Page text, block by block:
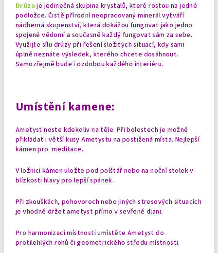
Drúza je jedinečná skupina krystalů, které rostou na jedné
podložce. Čistě přírodní neopracovaný minerál vytváří
nádherná skupenství, která dokážou fungovat jako jedno
spojené vědomí a současně každý fungovat sám za sebe.
Využijte sílu drúzy při řešení složitých situací, kdy sami
úplně neznáte výsledek, kterého chcete dosáhnout.
Samozřejmě bude i ozdobou každého interiéru.
Umístění kamene:
Ametyst noste kdekoliv na těle. Při bolestech je možné
přikládat i větší kusy Ametystu na postižená místa. Nejlepší
kámen pro meditace.
V ložnici kámen uložte pod polštář nebo na noční stolek v
blízkosti hlavy pro lepší spánek.
Při zkouškách, pohovorech nebo jiných stresových situacích
je vhodné držet ametyst přímo v sevřené dlani.
Pro harmonizaci místnosti umístěte Ametyst do
protilehlých rohů či geometrického středu místnosti.